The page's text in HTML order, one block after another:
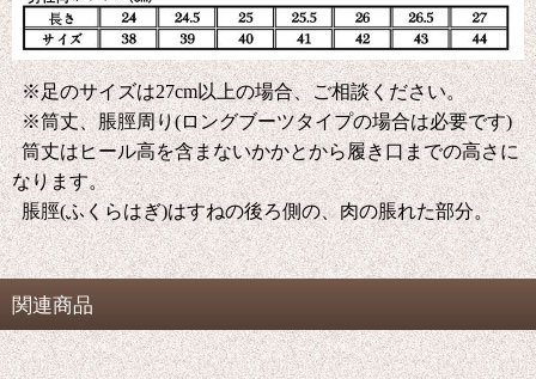
※足のサイズは27cm以上の場合、ご相談ください。
※筒丈、脹脛周り(ロングブーツタイプの場合は必要です)
筒丈はヒール高を含まないかかとから履き口までの高さに
なります。
脹脛(ふくらはぎ)はすねの後ろ側の、肉の脹れた部分。
関連商品